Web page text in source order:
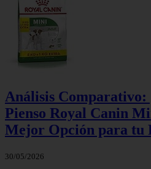
Análisis Comparativo:
Pienso Royal Canin
Mejor Opción para tu
30/05/2026